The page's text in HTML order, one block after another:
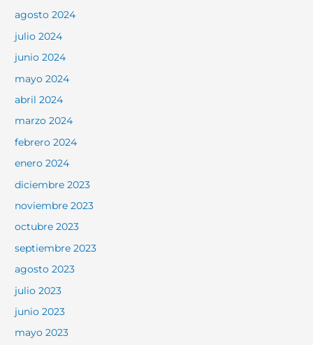
agosto 2024
julio 2024
junio 2024
mayo 2024
abril 2024
marzo 2024
febrero 2024
enero 2024
diciembre 2023
noviembre 2023
octubre 2023
septiembre 2023
agosto 2023
julio 2023
junio 2023
mayo 2023